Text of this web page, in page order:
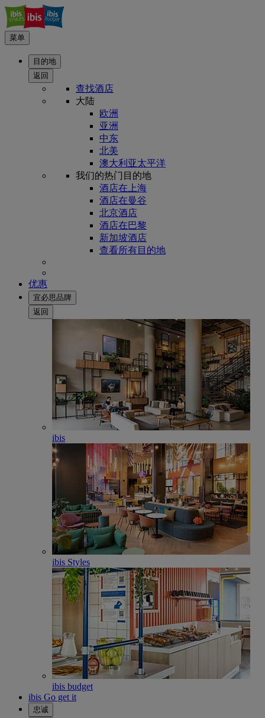
菜单
目的地
返回
查找酒店
大陆
欧洲
亚洲
中东
北美
澳大利亚太平洋
我们的热门目的地
酒店在上海
酒店在曼谷
北京酒店
酒店在巴黎
新加坡酒店
查看所有目的地
优惠
宜必思品牌
返回
ibis
ibis Styles
ibis budget
ibis Go get it
忠诚